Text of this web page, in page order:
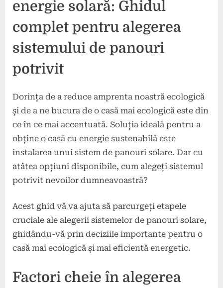
energie solară: Ghidul
complet pentru alegerea
sistemului de panouri
potrivit
Dorința de a reduce amprenta noastră ecologică
și de a ne bucura de o casă mai ecologică este din
ce în ce mai accentuată. Soluția ideală pentru a
obține o casă cu energie sustenabilă este
instalarea unui sistem de panouri solare. Dar cu
atâtea opțiuni disponibile, cum alegeți sistemul
potrivit nevoilor dumneavoastră?
Acest ghid vă va ajuta să parcurgeți etapele
cruciale ale alegerii sistemelor de panouri solare,
ghidându-vă prin deciziile importante pentru o
casă mai ecologică și mai eficientă energetic.
Factori cheie în alegerea